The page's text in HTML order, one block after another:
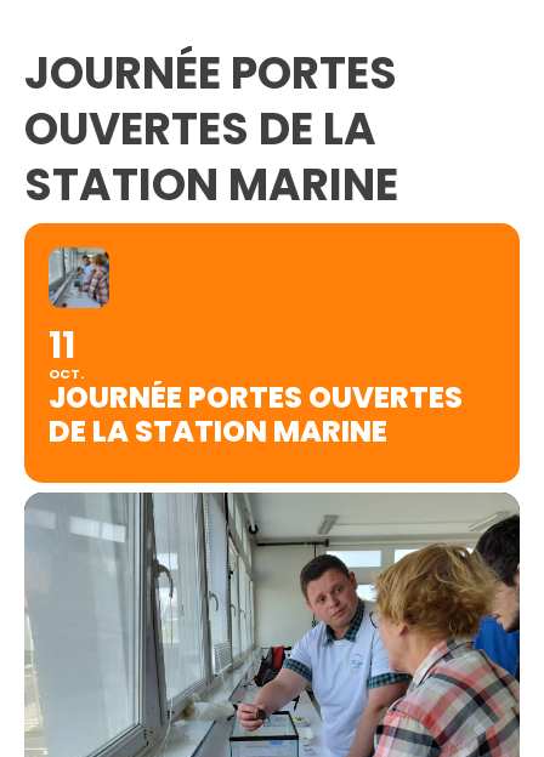
JOURNÉE PORTES
OUVERTES DE LA
STATION MARINE
11
OCT.
JOURNÉE PORTES OUVERTES
DE LA STATION MARINE